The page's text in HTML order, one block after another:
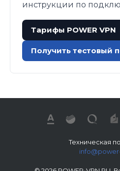
инструкции по
Тарифы POWER VPN
Получить тестовый
Техническая